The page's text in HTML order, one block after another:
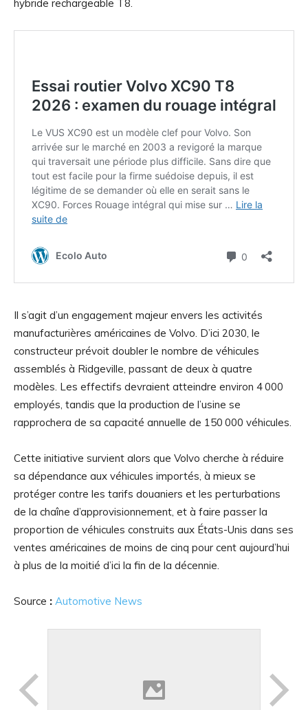
hybride rechargeable T8.
Il s’agit d’un engagement majeur envers les activités
manufacturières américaines de Volvo. D’ici 2030, le
constructeur prévoit doubler le nombre de véhicules
assemblés à Ridgeville, passant de deux à quatre
modèles. Les effectifs devraient atteindre environ 4 000
employés, tandis que la production de l’usine se
rapprochera de sa capacité annuelle de 150 000 véhicules.
Cette initiative survient alors que Volvo cherche à réduire
sa dépendance aux véhicules importés, à mieux se
protéger contre les tarifs douaniers et les perturbations
de la chaîne d’approvisionnement, et à faire passer la
proportion de véhicules construits aux États-Unis dans ses
ventes américaines de moins de cinq pour cent aujourd’hui
à plus de la moitié d’ici la fin de la décennie.
Source : Automotive News